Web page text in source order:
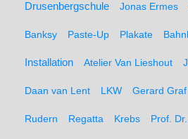
Drusenbergschule Jonas Ermes
Banksy Paste-Up Plakate
Installation Atelier Van Lieshout
Daan van Lent LKW Gerard Graf
Rudern Regatta Krebs Prof.